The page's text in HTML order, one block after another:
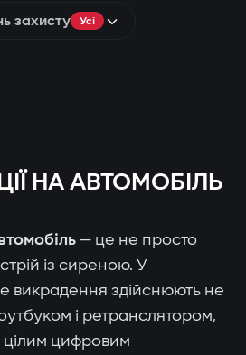
захисту Усі
НА АВТОМОБІЛЬ
— це не просто
із сиреною. У
викрадення здійснюють не
і ретранслятором,
цілим цифровим